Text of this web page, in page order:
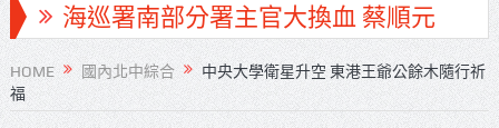
海巡署南部分署主官大換血 蔡順元
勉提升巡防戰力
北市鮮奶週報再升級！8月31日補助
HOME 國內北中綜合
中央大學衛星升空 東港王爺公餘木隨行祈
福